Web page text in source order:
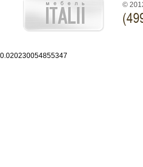
©
0.020230054855347